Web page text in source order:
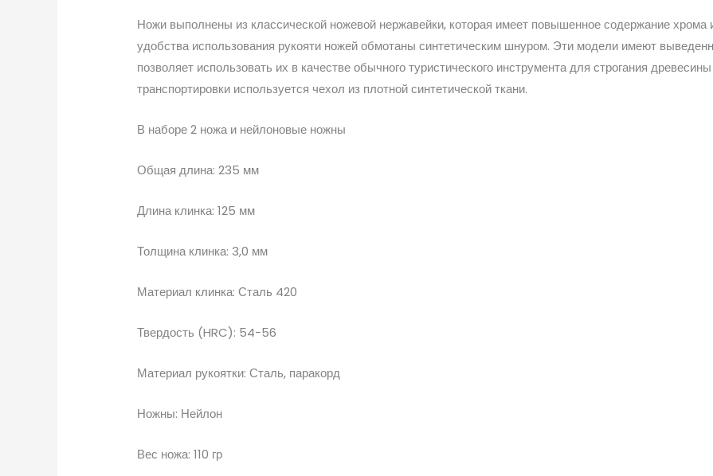
Ножи выполнены из классической ножевой нержавейки, которая имеет повышенное содержание хрома
удобства использования рукояти ножей обмотаны синтетическим шнуром. Эти модели имеют
позволяет использовать их в качестве обычного туристического инструмента для строгания
транспортировки используется чехол из плотной синтетической ткани.
В наборе 2 ножа и нейлоновые ножны
Общая длина: 235 мм
Длина клинка: 125 мм
Толщина клинка: 3,0 мм
Материал клинка: Сталь 420
Твердость (HRC): 54-56
Материал рукоятки: Сталь, паракорд
Ножны: Нейлон
Вес ножа: 110 гр